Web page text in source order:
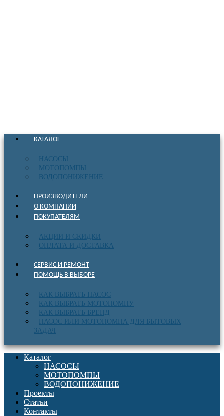
КАТАЛОГ
НАСОСЫ
МОТОПОМПЫ
ВОДОПОНИЖЕНИЕ
ПРОИЗВОДИТЕЛИ
О КОМПАНИИ
ПОКУПАТЕЛЯМ
АКЦИИ И СКИДКИ
ОПЛАТА И ДОСТАВКА
СЕРВИС И РЕМОНТ
ПОМОЩЬ В ВЫБОРЕ
КАК ВЫБРАТЬ НАСОС
КАК ВЫБРАТЬ МОТОПОМПУ
КАК ВЫБРАТЬ БРЕНД
НАСОС ИЛИ МОТОПОМПА ДЛЯ БЫТОВЫХ
ЗАДАЧ
Каталог
НАСОСЫ
МОТОПОМПЫ
ВОДОПОНИЖЕНИЕ
Проекты
Статьи
Контакты